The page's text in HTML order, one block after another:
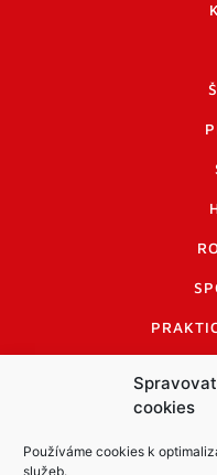
cookies
Používáme cookies k
služeb.
INFORMACE A
LOGO